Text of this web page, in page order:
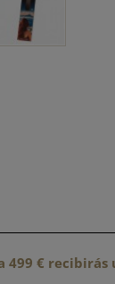
499 €